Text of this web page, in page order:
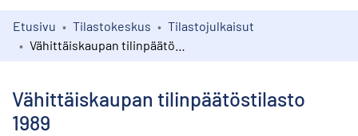
Kokoelmat
Etusivu Tilastokeskus
Tilastojulkaisut
Vähittäiskaupan tilinpäätöstilasto
1989